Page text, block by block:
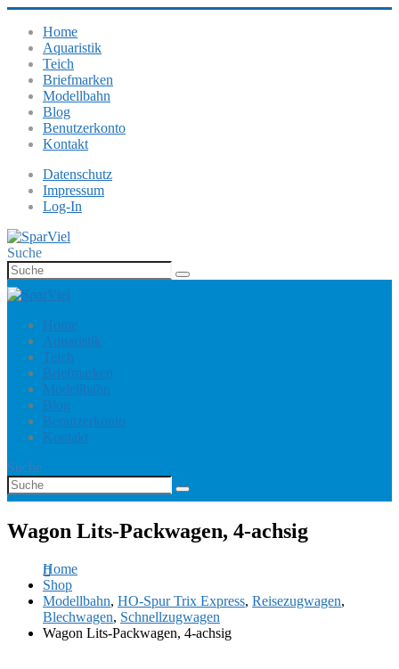
Home
Aquaristik
Teich
Briefmarken
Modellbahn
Blog
Benutzerkonto
Kontakt
Datenschutz
Impressum
Log-In
Suche
Home
Aquaristik
Teich
Briefmarken
Modellbahn
Blog
Benutzerkonto
Kontakt
Suche
Wagon Lits-Packwagen, 4-achsig
Home
Shop
Modellbahn, HO-Spur Trix Express, Reisezugwagen,
Blechwagen, Schnellzugwagen
Wagon Lits-Packwagen, 4-achsig